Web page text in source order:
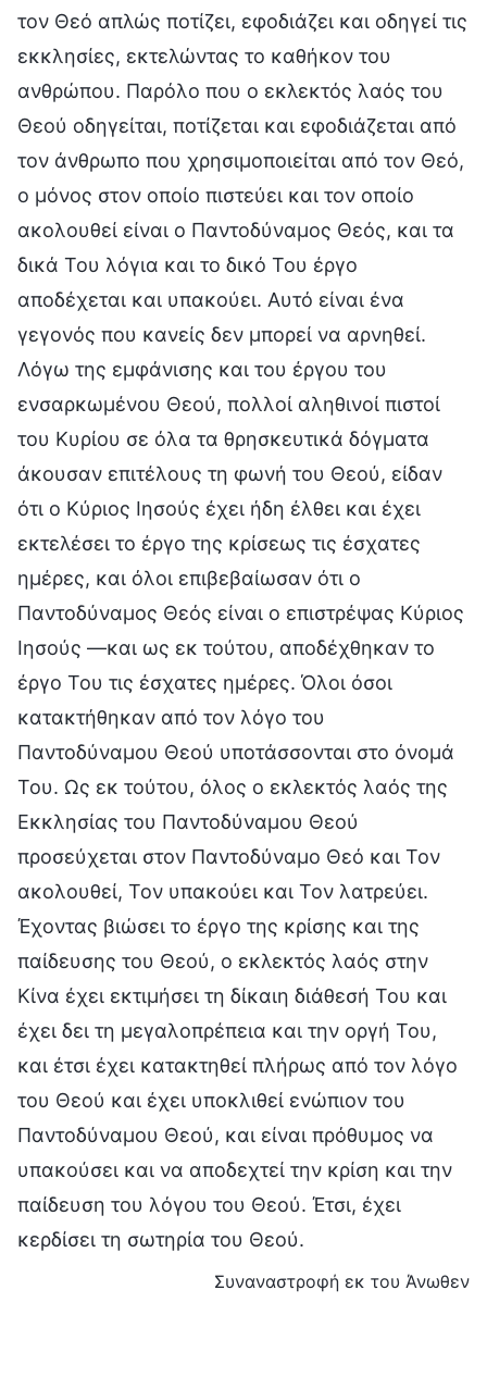
τον Θεό απλώς ποτίζει, εφοδιάζει και οδηγεί τις
εκκλησίες, εκτελώντας το καθήκον του
ανθρώπου. Παρόλο που ο εκλεκτός λαός του
Θεού οδηγείται, ποτίζεται και εφοδιάζεται από
τον άνθρωπο που χρησιμοποιείται από τον Θεό,
ο μόνος στον οποίο πιστεύει και τον οποίο
ακολουθεί είναι ο Παντοδύναμος Θεός, και τα
δικά Του λόγια και το δικό Του έργο
αποδέχεται και υπακούει. Αυτό είναι ένα
γεγονός που κανείς δεν μπορεί να αρνηθεί.
Λόγω της εμφάνισης και του έργου του
ενσαρκωμένου Θεού, πολλοί αληθινοί πιστοί
του Κυρίου σε όλα τα θρησκευτικά δόγματα
άκουσαν επιτέλους τη φωνή του Θεού, είδαν
ότι ο Κύριος Ιησούς έχει ήδη έλθει και έχει
εκτελέσει το έργο της κρίσεως τις έσχατες
ημέρες, και όλοι επιβεβαίωσαν ότι ο
Παντοδύναμος Θεός είναι ο επιστρέψας Κύριος
Ιησούς —και ως εκ τούτου, αποδέχθηκαν το
έργο Του τις έσχατες ημέρες. Όλοι όσοι
κατακτήθηκαν από τον λόγο του
Παντοδύναμου Θεού υποτάσσονται στο όνομά
Του. Ως εκ τούτου, όλος ο εκλεκτός λαός της
Εκκλησίας του Παντοδύναμου Θεού
προσεύχεται στον Παντοδύναμο Θεό και Τον
ακολουθεί, Τον υπακούει και Τον λατρεύει.
Έχοντας βιώσει το έργο της κρίσης και της
παίδευσης του Θεού, ο εκλεκτός λαός στην
Κίνα έχει εκτιμήσει τη δίκαιη διάθεσή Του και
έχει δει τη μεγαλοπρέπεια και την οργή Του,
και έτσι έχει κατακτηθεί πλήρως από τον λόγο
του Θεού και έχει υποκλιθεί ενώπιον του
Παντοδύναμου Θεού, και είναι πρόθυμος να
υπακούσει και να αποδεχτεί την κρίση και την
παίδευση του λόγου του Θεού. Έτσι, έχει
κερδίσει τη σωτηρία του Θεού.
Συναναστροφή εκ του Άνωθεν